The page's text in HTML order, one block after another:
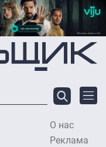
О нас
Реклама